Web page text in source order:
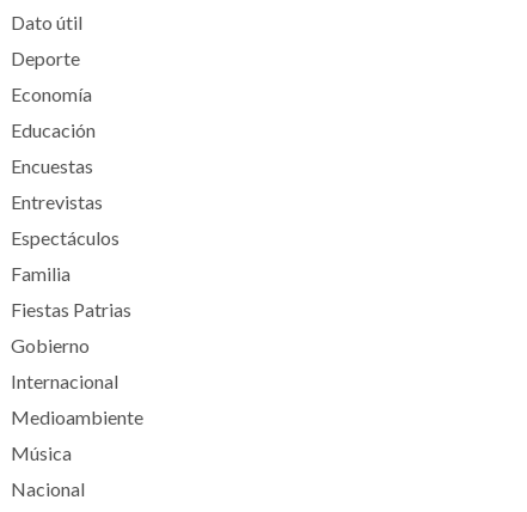
Dato útil
Deporte
Economía
Educación
Encuestas
Entrevistas
Espectáculos
Familia
Fiestas Patrias
Gobierno
Internacional
Medioambiente
Música
Nacional